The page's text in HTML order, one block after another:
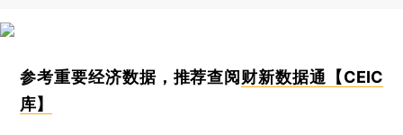
参考重要经济数据，推荐查阅 财新数据通【CEIC
库】